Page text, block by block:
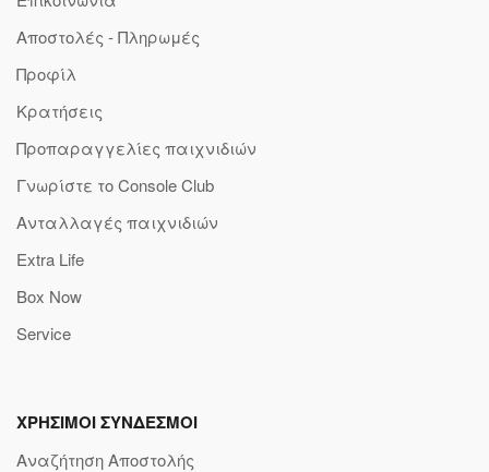
Αποστολές - Πληρωμές
Προφίλ
Κρατήσεις
Προπαραγγελίες παιχνιδιών
Γνωρίστε το Console Club
Ανταλλαγές παιχνιδιών
Extra Life
Box Now
Service
ΧΡΗΣΙΜΟΙ ΣΥΝΔΕΣΜΟΙ
Αναζήτηση Αποστολής